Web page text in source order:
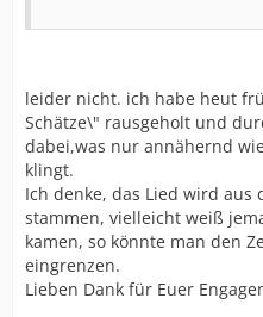
leider nicht. ich habe heut
Schätze\" rausgeholt und
dabei,was nur annähernd
klingt.
Ich denke, das Lied wird aus
stammen, vielleicht weiß
kamen, so könnte man den
eingrenzen.
Lieben Dank für Euer